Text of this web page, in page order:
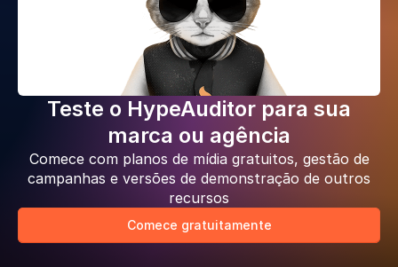
Teste o HypeAuditor para sua
marca ou agência
Comece com planos de mídia gratuitos, gestão de
campanhas e versões de demonstração de outros
recursos
Comece gratuitamente